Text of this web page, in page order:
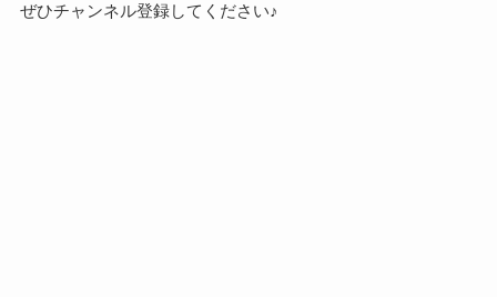
ぜひチャンネル登録してください♪